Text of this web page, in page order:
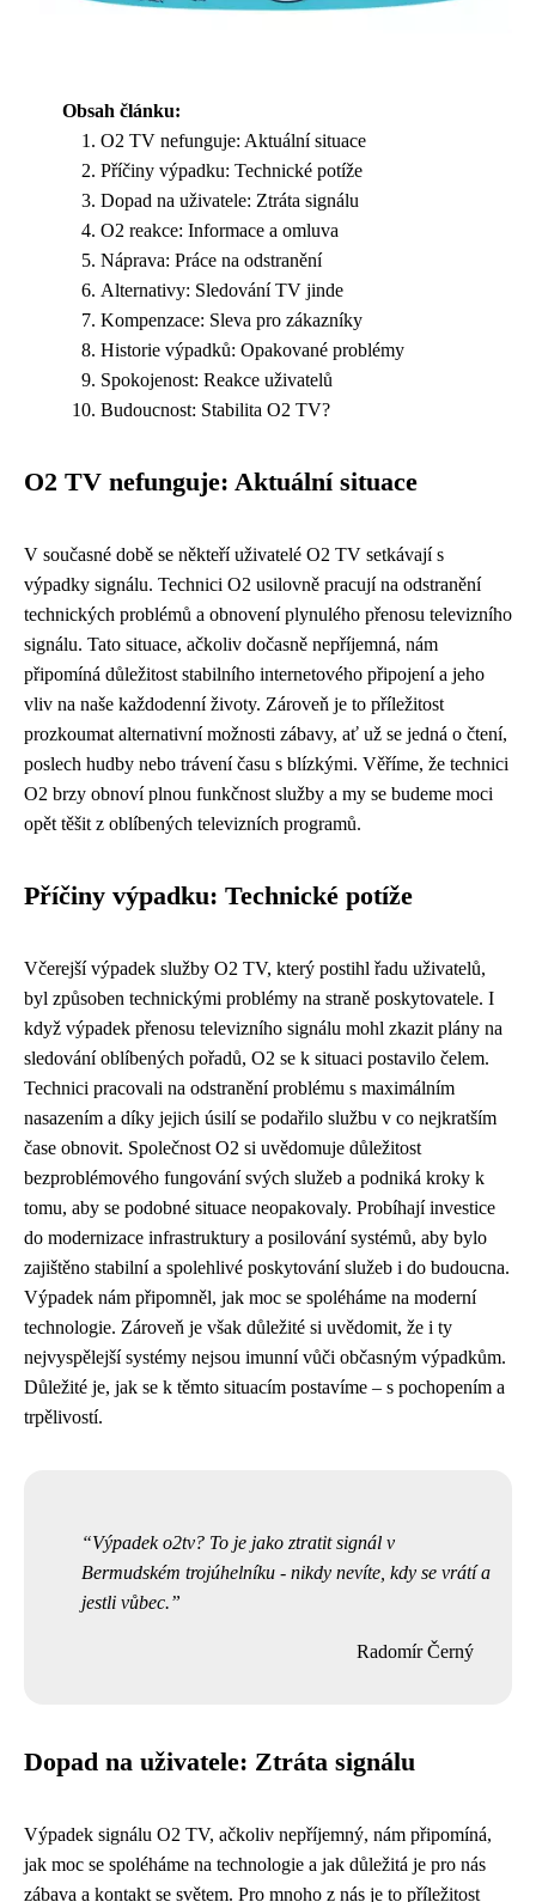
Obsah článku:
O2 TV nefunguje: Aktuální situace
Příčiny výpadku: Technické potíže
Dopad na uživatele: Ztráta signálu
O2 reakce: Informace a omluva
Náprava: Práce na odstranění
Alternativy: Sledování TV jinde
Kompenzace: Sleva pro zákazníky
Historie výpadků: Opakované problémy
Spokojenost: Reakce uživatelů
Budoucnost: Stabilita O2 TV?
O2 TV nefunguje: Aktuální situace
V současné době se někteří uživatelé O2 TV setkávají s
výpadky signálu. Technici O2 usilovně pracují na odstranění
technických problémů a obnovení plynulého přenosu televizního
signálu. Tato situace, ačkoliv dočasně nepříjemná, nám
připomíná důležitost stabilního internetového připojení a jeho
vliv na naše každodenní životy. Zároveň je to příležitost
prozkoumat alternativní možnosti zábavy, ať už se jedná o čtení,
poslech hudby nebo trávení času s blízkými. Věříme, že technici
O2 brzy obnoví plnou funkčnost služby a my se budeme moci
opět těšit z oblíbených televizních programů.
Příčiny výpadku: Technické potíže
Včerejší výpadek služby O2 TV, který postihl řadu uživatelů,
byl způsoben technickými problémy na straně poskytovatele. I
když výpadek přenosu televizního signálu mohl zkazit plány na
sledování oblíbených pořadů, O2 se k situaci postavilo čelem.
Technici pracovali na odstranění problému s maximálním
nasazením a díky jejich úsilí se podařilo službu v co nejkratším
čase obnovit. Společnost O2 si uvědomuje důležitost
bezproblémového fungování svých služeb a podniká kroky k
tomu, aby se podobné situace neopakovaly. Probíhají investice
do modernizace infrastruktury a posilování systémů, aby bylo
zajištěno stabilní a spolehlivé poskytování služeb i do budoucna.
Výpadek nám připomněl, jak moc se spoléháme na moderní
technologie. Zároveň je však důležité si uvědomit, že i ty
nejvyspělejší systémy nejsou imunní vůči občasným výpadkům.
Důležité je, jak se k těmto situacím postavíme – s pochopením a
trpělivostí.
Výpadek o2tv? To je jako ztratit signál v
Bermudském trojúhelníku - nikdy nevíte, kdy se vrátí a
jestli vůbec.
Radomír Černý
Dopad na uživatele: Ztráta signálu
Výpadek signálu O2 TV, ačkoliv nepříjemný, nám připomíná,
jak moc se spoléháme na technologie a jak důležitá je pro nás
zábava a kontakt se světem. Pro mnoho z nás je to příležitost